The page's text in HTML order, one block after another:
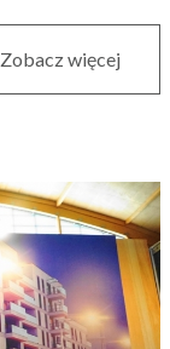
Zobacz więcej